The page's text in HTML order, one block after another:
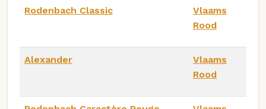
Rodenbach Classic
Vlaams
Rood
Alexander
Vlaams
Rood